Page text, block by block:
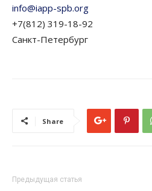
info@iapp-spb.org
+7(812) 319-18-92
Санкт-Петербург
Share
Предыдущая статья